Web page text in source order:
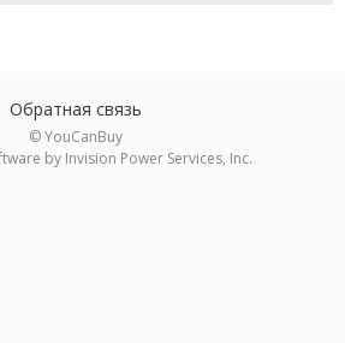
Обратная связь
© YouCanBuy
by Invision Power Services, Inc.